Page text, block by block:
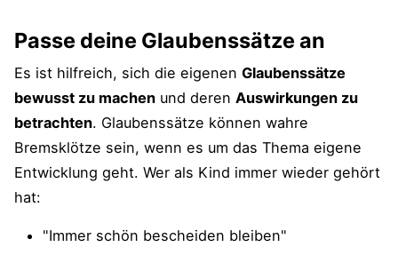
Passe deine Glaubenssätze an
Es ist hilfreich, sich die eigenen Glaubenssätze
bewusst zu machen und deren Auswirkungen zu
betrachten. Glaubenssätze können wahre
Bremsklötze sein, wenn es um das Thema eigene
Entwicklung geht. Wer als Kind immer wieder gehört
hat:
"Immer schön bescheiden bleiben"